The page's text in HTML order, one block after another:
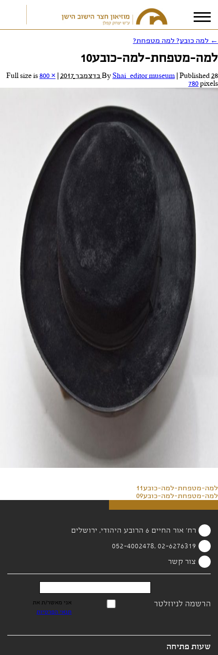
אני מאשר/ת אתתנאי הפרטיות
← למה כובע? למה מטפחת?
למה-מטפחת-למה-כובע10
By Shai_editor museum Published28 בדצמבר 2017
800 ×
780pixels
למה-מטפחת-למה-כובע11
למה-מטפחת-למה-כובע09
רח' אור החיים 6 הרובע היהודי, ירושלים
02-6276319 ,052-4002478
צור קשר
הרשמה לניוזלטר
אני מאשר/ת את
תנאי הפרטיות
שעות פתיחה